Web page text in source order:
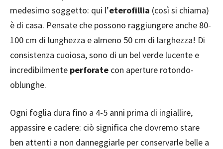
medesimo soggetto: qui l’eterofillia (così si chiama)
è di casa. Pensate che possono raggiungere anche 80-
100 cm di lunghezza e almeno 50 cm di larghezza! Di
consistenza cuoiosa, sono di un bel verde lucente e
incredibilmente perforate con aperture rotondo-
oblunghe.
Ogni foglia dura fino a 4-5 anni prima di ingiallire,
appassire e cadere: ciò significa che dovremo stare
ben attenti a non danneggiarle per conservarle belle a